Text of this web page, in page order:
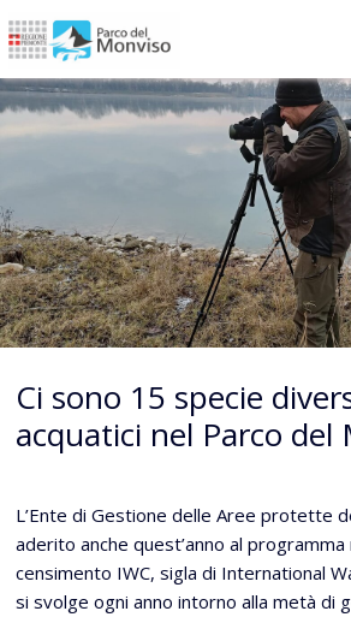
Ci sono 15 specie
acquatici nel Parco del
L’Ente di Gestione delle Aree protette
aderito anche quest’anno al programma
censimento IWC, sigla di International
si svolge ogni anno intorno alla metà di